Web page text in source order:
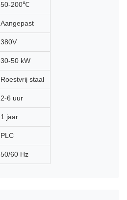
50-200℃
Aangepast
380V
30-50 kW
Roestvrij staal
2-6 uur
1 jaar
PLC
50/60 Hz